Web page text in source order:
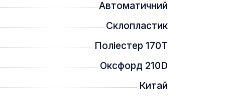
Автоматичний
Склопластик
Поліестер 170Т
Оксфорд 210D
Китай